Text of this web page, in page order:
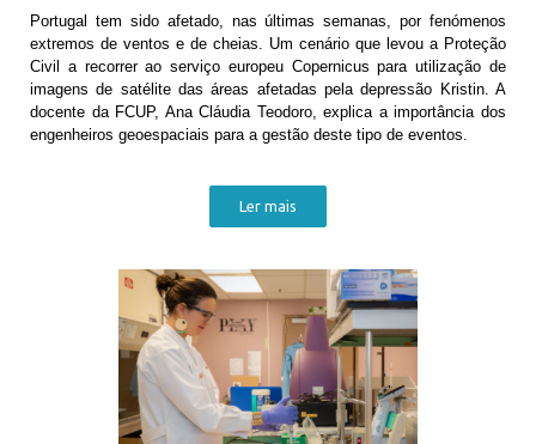
Portugal tem sido afetado, nas últimas semanas, por fenómenos
extremos de ventos e de cheias. Um cenário que levou a Proteção
Civil a recorrer ao serviço europeu Copernicus para utilização de
imagens de satélite das áreas afetadas pela depressão Kristin. A
docente da FCUP, Ana Cláudia Teodoro, explica a importância dos
engenheiros geoespaciais para a gestão deste tipo de eventos.
Ler mais